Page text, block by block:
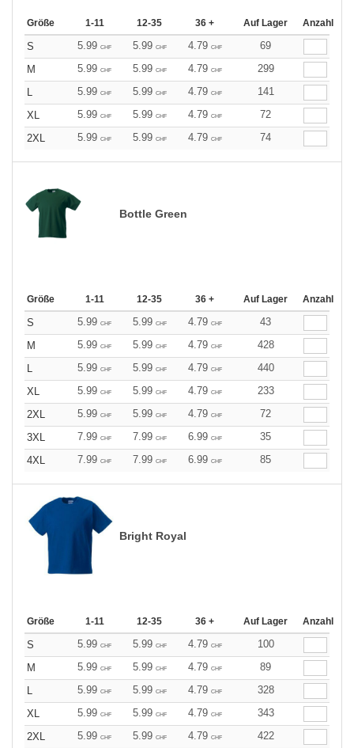
Größe 1-11 12-35 36 + Auf Lager Anzahl
S 5.99 CHF 5.99 CHF 4.79 CHF
69
M
5.99 CHF 5.99 CHF 4.79 CHF
299
L
5.99 CHF 5.99 CHF 4.79 CHF
141
XL
5.99 CHF 5.99 CHF 4.79 CHF
72
2XL
5.99 CHF 5.99 CHF 4.79 CHF 74
Bottle Green
Größe 1-11 12-35 36 + Auf Lager Anzahl
S 5.99 CHF 5.99 CHF 4.79 CHF
43
M
5.99 CHF 5.99 CHF 4.79 CHF
428
L
5.99 CHF 5.99 CHF 4.79 CHF
440
XL
5.99 CHF 5.99 CHF 4.79 CHF
233
2XL
5.99 CHF 5.99 CHF 4.79 CHF
72
3XL
7.99 CHF 7.99 CHF 6.99 CHF
35
4XL
7.99 CHF 7.99 CHF 6.99 CHF 85
Bright Royal
Größe 1-11 12-35 36 + Auf Lager Anzahl
S 5.99 CHF 5.99 CHF 4.79 CHF
100
M
5.99 CHF 5.99 CHF 4.79 CHF
89
L
5.99 CHF 5.99 CHF 4.79 CHF
328
XL
5.99 CHF 5.99 CHF 4.79 CHF
343
2XL
5.99 CHF 5.99 CHF 4.79 CHF
422